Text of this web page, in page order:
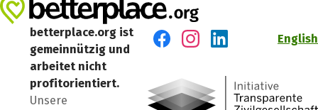
betterplace.org ist
gemeinnützig und
arbeitet nicht
profitorientiert.
Unsere
English